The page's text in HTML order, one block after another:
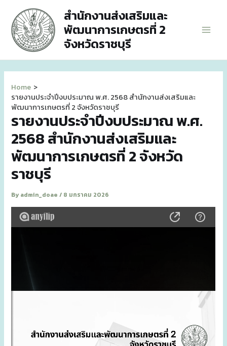
content
สำนักงานส่งเสริมและ
พัฒนาการเกษตรที่ 2
จังหวัดราชบุรี
Menu
Home
รายงานประจำปีงบประมาณ พ.ศ. 2568 สำนักงานส่งเสริมและ
พัฒนาการเกษตรที่ 2 จังหวัดราชบุรี
รายงานประจำปีงบประมาณ พ.ศ.
2568 สำนักงานส่งเสริมและ
พัฒนาการเกษตรที่ 2 จังหวัด
ราชบุรี
By admin_doae/ 8 มกราคม 2026